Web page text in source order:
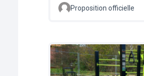
Proposition officielle